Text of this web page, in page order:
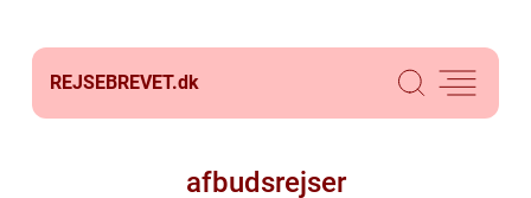
REJSEBREVET.dk
afbudsrejser